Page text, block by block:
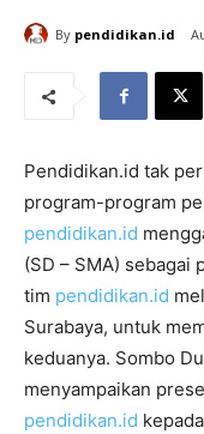
By pendidikan.id
Pendidikan.id tak
program-program
pendidikan.id
(SD – SMA) sebagai
tim pendidikan.id
Surabaya, untuk
keduanya. Sombo
menyampaikan
pendidikan.id